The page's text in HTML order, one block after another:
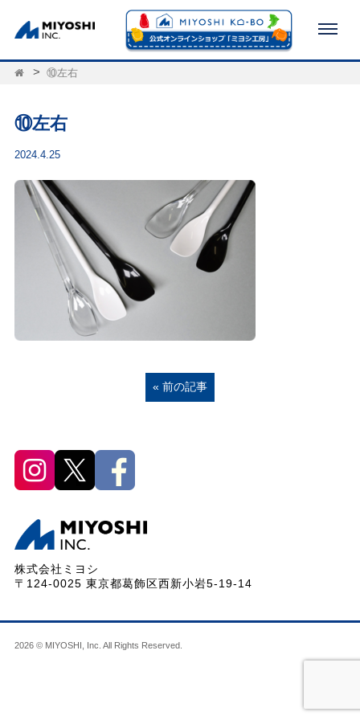
⑩左右
⑩左右
2024.4.25
« 前の記事
株式会社ミヨシ
〒124-0025 東京都葛飾区西新小岩5-19-14
2026 © MIYOSHI, Inc. All Rights Reserved.